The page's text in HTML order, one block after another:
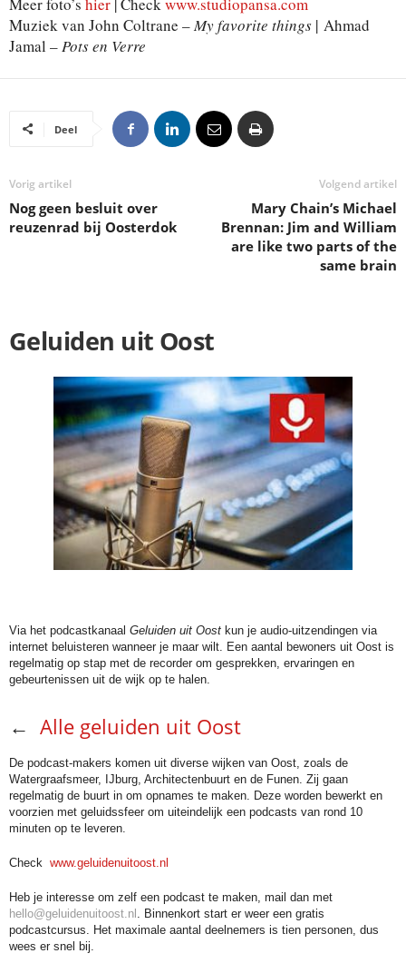
Muziek van John Coltrane –My favorite things | Ahmad
Jamal –Pots en Verre
Deel
Vorig artikel
Nog geen besluit over
reuzenrad bij Oosterdok
Volgend artikel
Mary Chain’s Michael
Brennan: Jim and William
are like two parts of the
same brain
Geluiden uit Oost
Via het podcastkanaal Geluiden uit Oost kun je audio-uitzendingen via
internet beluisteren wanneer je maar wilt. Een aantal bewoners uit Oost is
regelmatig op stap met de recorder om gesprekken, ervaringen en
gebeurtenissen uit de wijk op te halen.
← Alle geluiden uit Oost
De podcast-makers komen uit diverse wijken van Oost, zoals de
Watergraafsmeer, IJburg, Architectenbuurt en de Funen. Zij gaan
regelmatig de buurt in om opnames te maken. Deze worden bewerkt en
voorzien met geluidssfeer om uiteindelijk een podcasts van rond 10
minuten op te leveren.
Check www.geluidenuitoost.nl
Heb je interesse om zelf een podcast te maken, mail dan met
hello@geluidenuitoost.nl . Binnenkort start er weer een gratis
podcastcursus. Het maximale aantal deelnemers is tien personen, dus
wees er snel bij.